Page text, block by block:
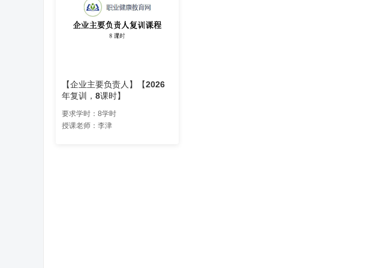
【企业主要负责人】【2026
年复训，8课时】
要求学时：8学时
授课老师：李津